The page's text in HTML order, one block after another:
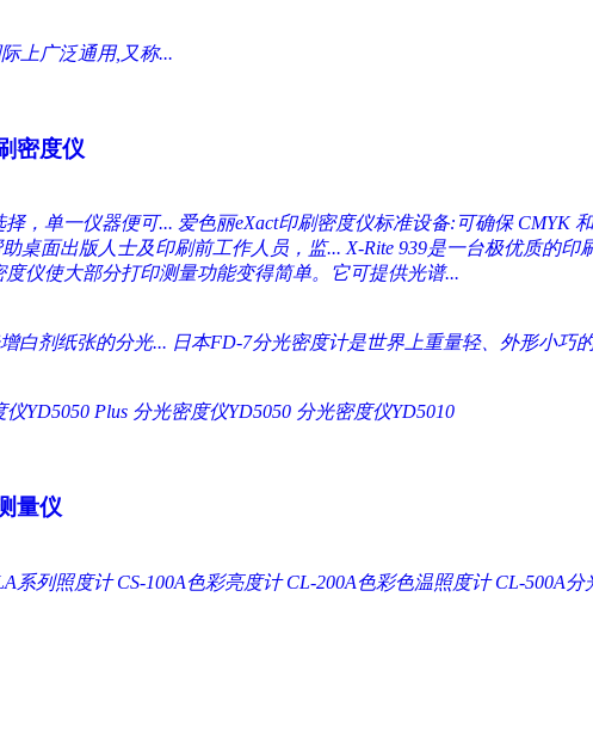
上广泛通用,又称...
密度仪
，单一仪器便可... 爱色丽eXact印刷密度仪标准设备:可确保 CMYK
桌面出版人士及印刷前工作人员，监... X-Rite 939是一台极优质的印
度仪使大部分打印测量功能变得简单。它可提供光谱...
白剂纸张的分光... 日本FD-7分光密度计是世界上重量轻、外形小巧
YD5050 Plus 分光密度仪YD5050 分光密度仪YD5010
量仪
系列照度计 CS-100A色彩亮度计 CL-200A色彩色温照度计 CL-500A